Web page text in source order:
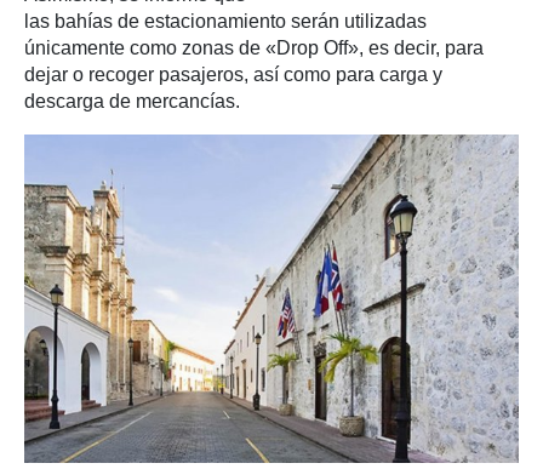
las bahías de estacionamiento serán utilizadas
únicamente como zonas de «Drop Off», es decir, para
dejar o recoger pasajeros, así como para carga y
descarga de mercancías.